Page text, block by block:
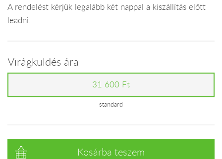
A rendelést kérjük legalább két nappal a kiszállítás előtt
leadni.
Virágküldés ára
31 600 Ft
standard
Kosárba teszem